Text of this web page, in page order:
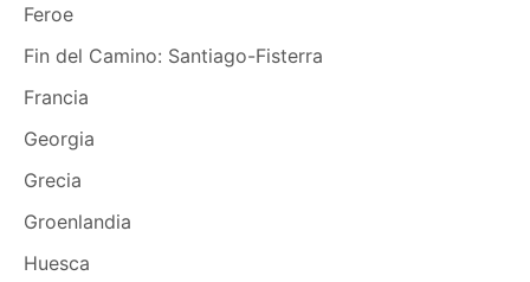
Feroe
Fin del Camino: Santiago-Fisterra
Francia
Georgia
Grecia
Groenlandia
Huesca